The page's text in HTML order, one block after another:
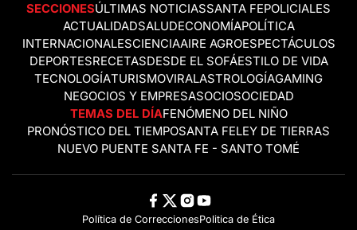
SECCIONESÚLTIMAS NOTICIASSANTA FEPOLICIALES
ACTUALIDADSALUDECONOMÍAPOLÍTICA
INTERNACIONALESCIENCIAAIRE AGROESPECTÁCULOS
DEPORTESRECETASDESDE EL SOFÁESTILO DE VIDA
TECNOLOGÍATURISMOVIRALASTROLOGÍAGAMING
NEGOCIOS Y EMPRESASOCIOSOCIEDAD
TEMAS DEL DÍAFENÓMENO DEL NIÑO
PRONÓSTICO DEL TIEMPOSANTA FELEY DE TIERRAS
NUEVO PUENTE SANTA FE - SANTO TOMÉ
Política de CorreccionesPolitica de Ética